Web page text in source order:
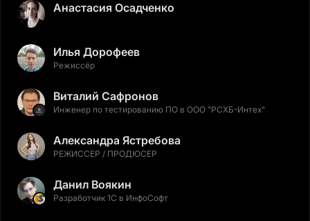
Анастасия Осадченко
Илья Дорофеев
Режиссёр
Виталий Сафронов
Инженер по тестированию ПО в ООО "РСХБ-Интех"
Александра Ястребова
РЕЖИССЕР / ПРОДЮСЕР
Данил Воякин
Разработчик 1С в ИнфоСофт